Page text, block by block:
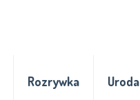
Rozrywka Uroda